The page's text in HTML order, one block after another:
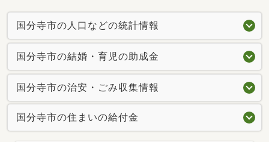
国分寺市の人口などの統計情報
国分寺市の結婚・育児の助成金
国分寺市の治安・ごみ収集情報
国分寺市の住まいの給付金